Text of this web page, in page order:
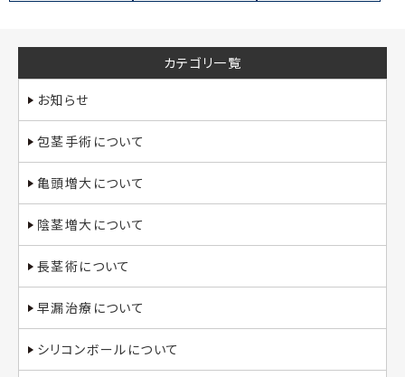
カテゴリ一覧
お知らせ
包茎手術について
亀頭増大について
陰茎増大について
長茎術について
早漏治療について
シリコンボールについて